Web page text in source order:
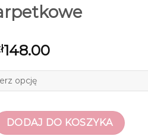
148.00
DODAJ DO KOSZYKA